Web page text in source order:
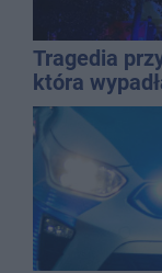
Tragedia
która